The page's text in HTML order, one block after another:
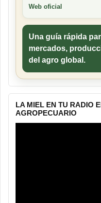
Web oficial
Una guía rápida
mercados,
del agro global.
LA MIEL EN TU RADIO
AGROPECUARIO